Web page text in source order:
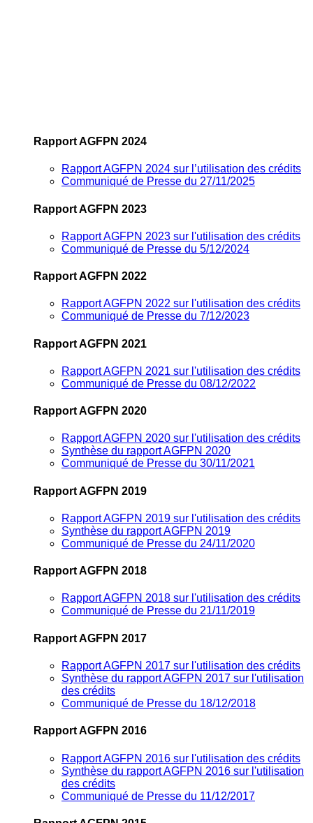
Rapport AGFPN 2024
Rapport AGFPN 2024 sur l’utilisation des crédits
Communiqué de Presse du 27/11/2025
Rapport AGFPN 2023
Rapport AGFPN 2023 sur l'utilisation des crédits
Communiqué de Presse du 5/12/2024
Rapport AGFPN 2022
Rapport AGFPN 2022 sur l'utilisation des crédits
Communiqué de Presse du 7/12/2023
Rapport AGFPN 2021
Rapport AGFPN 2021 sur l'utilisation des crédits
Communiqué de Presse du 08/12/2022
Rapport AGFPN 2020
Rapport AGFPN 2020 sur l'utilisation des crédits
Synthèse du rapport AGFPN 2020
Communiqué de Presse du 30/11/2021
Rapport AGFPN 2019
Rapport AGFPN 2019 sur l'utilisation des crédits
Synthèse du rapport AGFPN 2019
Communiqué de Presse du 24/11/2020
Rapport AGFPN 2018
Rapport AGFPN 2018 sur l'utilisation des crédits
Communiqué de Presse du 21/11/2019
Rapport AGFPN 2017
Rapport AGFPN 2017 sur l'utilisation des crédits
Synthèse du rapport AGFPN 2017 sur l'utilisation
des crédits
Communiqué de Presse du 18/12/2018
Rapport AGFPN 2016
Rapport AGFPN 2016 sur l'utilisation des crédits
Synthèse du rapport AGFPN 2016 sur l'utilisation
des crédits
Communiqué de Presse du 11/12/2017